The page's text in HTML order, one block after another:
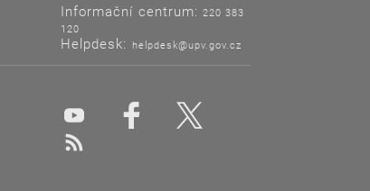
Informační centrum: 220 383
120
Helpdesk: helpdesk@upv.gov.cz